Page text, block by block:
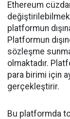
Ethereum
platformun
Platformun
sözleşme
olmaktadır.
para birimi için
gerçekleştirir.
Bu platformda